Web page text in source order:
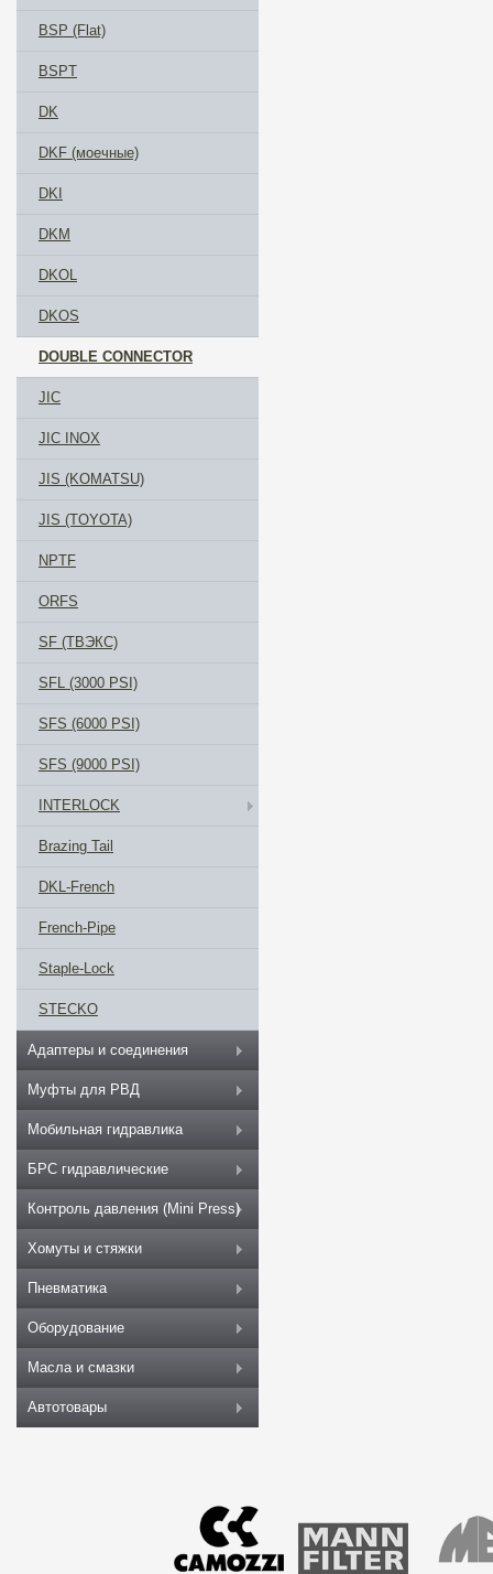
BSP (Flat)
BSPT
DK
DKF (моечные)
DKI
DKM
DKOL
DKOS
DOUBLE CONNECTOR
JIC
JIC INOX
JIS (KOMATSU)
JIS (TOYOTA)
NPTF
ORFS
SF (ТВЭКС)
SFL (3000 PSI)
SFS (6000 PSI)
SFS (9000 PSI)
INTERLOCK
Brazing Tail
DKL-French
French-Pipe
Staple-Lock
STECKO
Адаптеры и соединения
Муфты для РВД
Мобильная гидравлика
БРС гидравлические
Контроль давления (Mini Press)
Хомуты и стяжки
Пневматика
Оборудование
Масла и смазки
Автотовары